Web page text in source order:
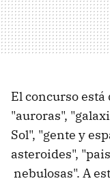
El concurso
"auroras",
Sol", "gente y
asteroides",
nebulosas". A